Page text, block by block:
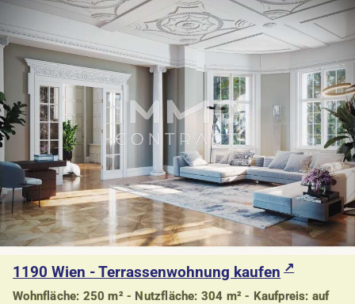
1190 Wien - Terrassenwohnung kaufen
Wohnfläche: 250 m² - Nutzfläche: 304 m² - Kaufpreis: auf